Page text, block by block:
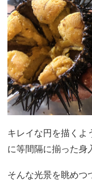
キレイな円を描くよ
に等間隔に揃った身
そんな光景を眺めつ